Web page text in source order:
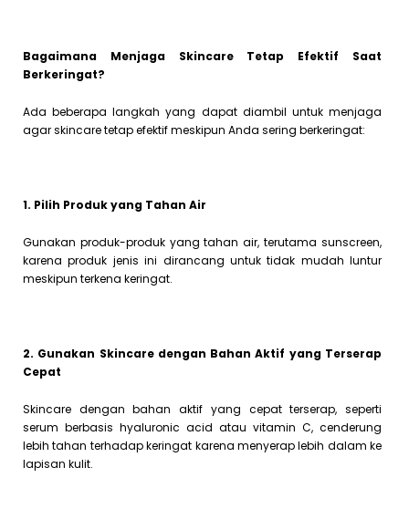
Bagaimana Menjaga Skincare Tetap Efektif Saat
Berkeringat?
Ada beberapa langkah yang dapat diambil untuk menjaga
agar skincare tetap efektif meskipun Anda sering berkeringat:
1. Pilih Produk yang Tahan Air
Gunakan produk-produk yang tahan air, terutama sunscreen,
karena produk jenis ini dirancang untuk tidak mudah luntur
meskipun terkena keringat.
2. Gunakan Skincare dengan Bahan Aktif yang Terserap
Cepat
Skincare dengan bahan aktif yang cepat terserap, seperti
serum berbasis hyaluronic acid atau vitamin C, cenderung
lebih tahan terhadap keringat karena menyerap lebih dalam ke
lapisan kulit.